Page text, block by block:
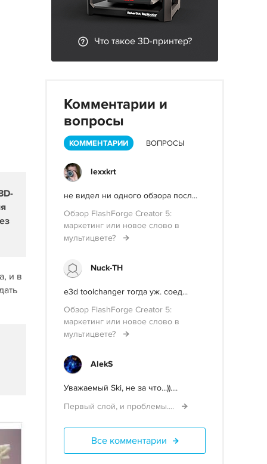
и в
Что такое 3D-принтер?
Комментарии и
вопросы
КОММЕНТАРИИ ВОПРОСЫ
lexxkrt
не видел ни одного обзора посл...
Обзор FlashForge Creator 5:
маркетинг или новое слово в
мультицвете?
Nuck-TH
e3d toolchanger тогда уж. соед...
Обзор FlashForge Creator 5:
маркетинг или новое слово в
мультицвете?
AlekS
Уважаемый Ski, не за что...))....
Первый слой, и проблемы....
Все комментарии